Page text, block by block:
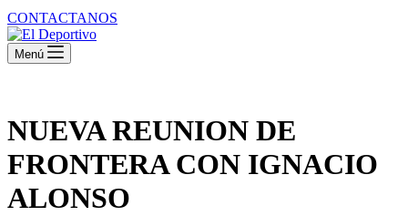
CONTACTANOS
Menú
NUEVA REUNION DE
FRONTERA CON IGNACIO
ALONSO